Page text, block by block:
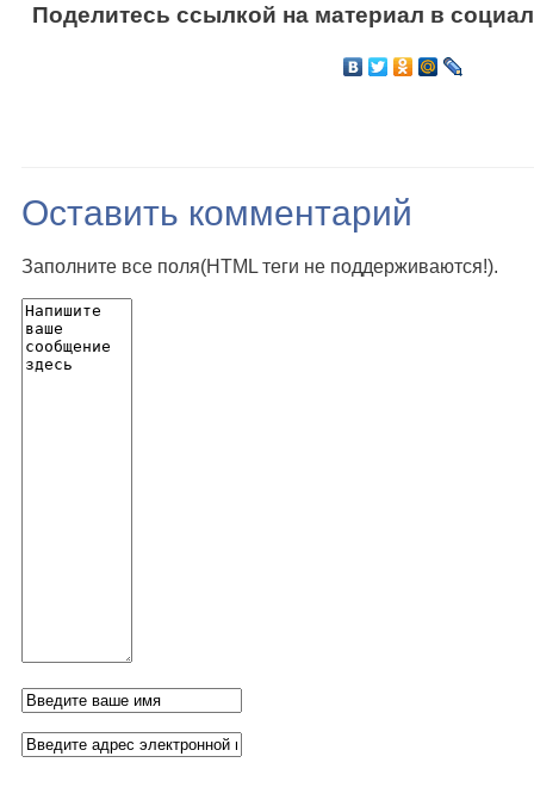
Поделитесь ссылкой на материал в
Оставить комментарий
Заполните все поля(HTML теги не поддерживаются!).